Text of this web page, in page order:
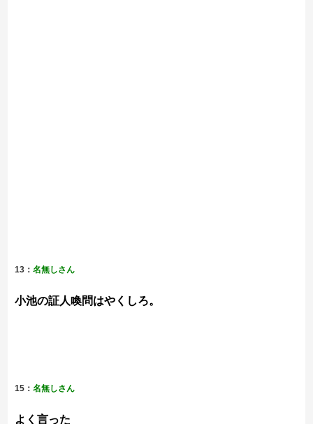
13：名無しさん
小池の証人喚問はやくしろ。
15：名無しさん
よく言った